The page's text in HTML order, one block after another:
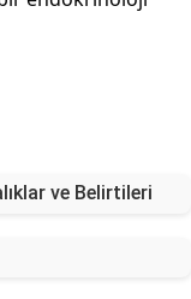
ve Belirtileri